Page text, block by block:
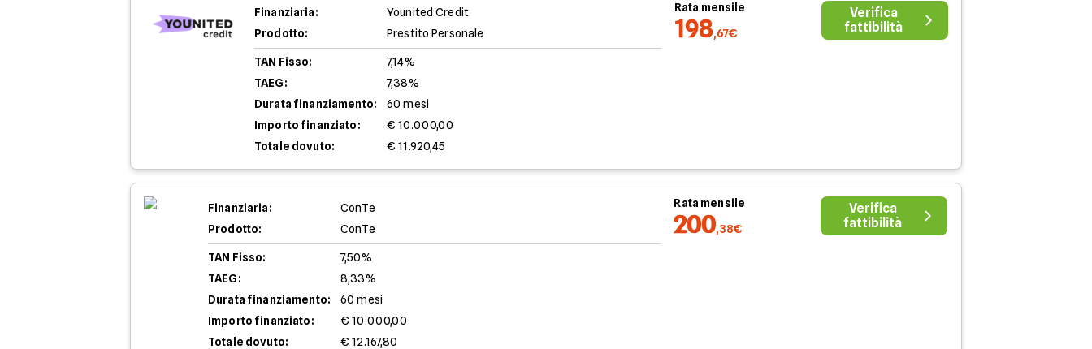
Finanziaria:
Younited Credit
Prodotto:
Prestito Personale
TAN Fisso:
7,14%
TAEG:
7,38%
Durata finanziamento:
60 mesi
Importo finanziato:
€ 10.000,00
Totale dovuto:
€ 11.920,45
Rata mensile
198,67€
Verifica
fattibilità
Finanziaria:
ConTe
Prodotto:
ConTe
TAN Fisso:
7,50%
TAEG:
8,33%
Durata finanziamento:
60 mesi
Importo finanziato:
€ 10.000,00
Totale dovuto:
€ 12.167,80
Rata mensile
200,38€
Verifica
fattibilità